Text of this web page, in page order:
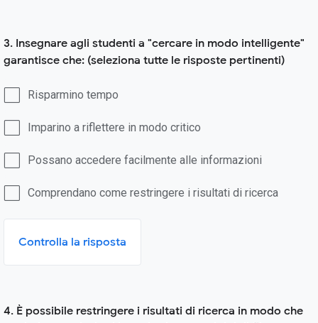
3. Insegnare agli studenti a "cercare in modo intelligente"
garantisce che: (seleziona tutte le risposte pertinenti)
Risparmino tempo
Imparino a riflettere in modo critico
Possano accedere facilmente alle informazioni
Comprendano come restringere i risultati di ricerca
Controlla la risposta
4. È possibile restringere i risultati di ricerca in modo che